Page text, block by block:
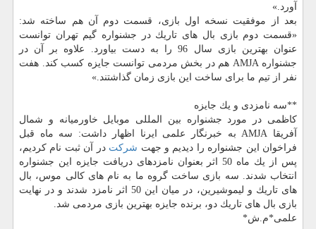
آورد.»
بعد از موفقیت نسخه اول بازی، قسمت دوم آن هم ساخته شد:
«قسمت دوم بازی بال های تاریك در جشنواره گیم تهران توانست
عنوان بهترین بازی سال 96 را به دست بیاورد. علاوه بر آن در
جشنواره AMJA هم در بخش مردمی توانست جایزه كسب كند. هفت
نفر از تیم ما برای ساخت این بازی زمان گذاشتند.»
**سه نامزدی و یك جایزه
كاظمی در مورد جشنواره بین المللی موبایل خاورمیانه و شمال
آفریقا AMJA به خبرنگار علمی ایرنا اظهار داشت: سه ماه قبل
فراخوان این جشنواره را دیدیم و جهت شركت در آن ثبت نام كردیم،
پس از یك ماه 50 اثر بعنوان نامزدهای دریافت جایزه این جشنواره
انتخاب شدند. سه بازی ساخت گروه ما به نام های كالی موس، بال
های تاریك و لیموشیرین، در میان این 50 اثر نامزد شدند و در نهایت
بازی بال های تاریك دو، برنده جایزه بهترین بازی مردمی شد.
علمی*م.ش*